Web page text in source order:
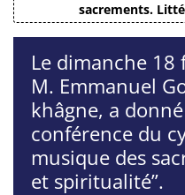
sacrements.
Le dimanche 18
M. Emmanuel
khâgne, a
conférence du
musique des
et spiritualité”.